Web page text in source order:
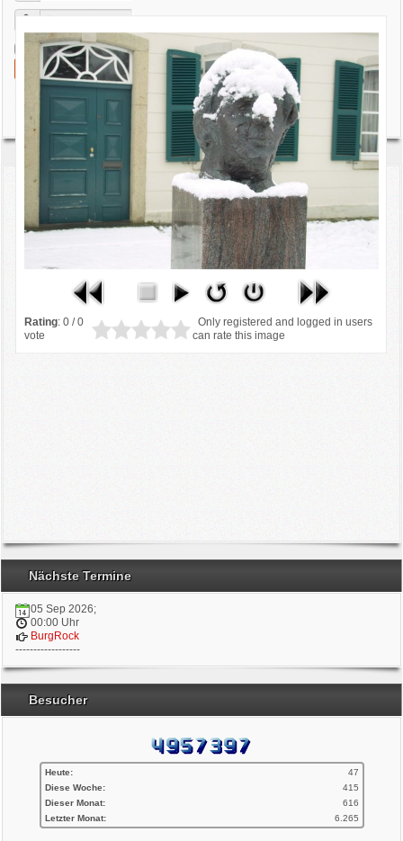
Angemeldet bleiben
Anmelden
Benutzername vergessen?
Passwort vergessen?
Rating: 0 / 0
vote
Only registered and logged in users
can rate this image
Nächste Termine
05 Sep 2026;
00:00Uhr
BurgRock
------------------
Besucher
Heute:
47
Diese Woche:
415
Dieser Monat:
616
Letzter Monat:
6.265